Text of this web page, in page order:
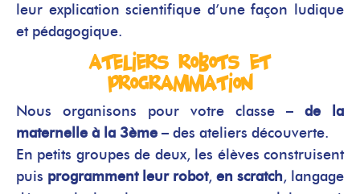
leur explication scientifique d’une façon ludique
et pédagogique.
Ateliers robots et
programmation
Nous organisons pour votre classe – de la
maternelle à la 3ème – des ateliers découverte.
En petits groupes de deux, les élèves construisent
puis programment leur robot, en scratch, langage